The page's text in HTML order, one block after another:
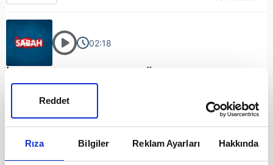
Rıza Bilgiler Reklam Ayarları Hakkında
Reddet
02:18
uzaklaştırıldı / 03.03.26
GÜNDEM 03.03.2026